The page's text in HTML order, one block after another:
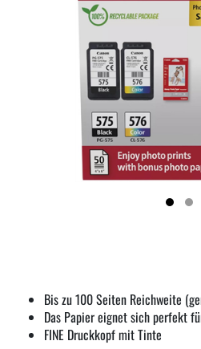
Bis zu 100 Seiten Reichweite
Das Papier eignet sich perfekt
FINE Druckkopf mit Tinte